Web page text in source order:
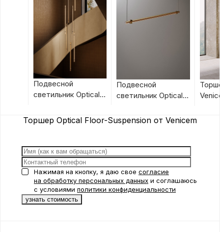
Подвесной
светильник Optical
от Venicem
Подвесной
светильник Optical
Venicem
Торшер Optical Floor-Suspension от Venicem
Нажимая на кнопку, я даю свое согласие
на обработку персональных данных и соглашаюсь
с условиями политики конфиденциальности